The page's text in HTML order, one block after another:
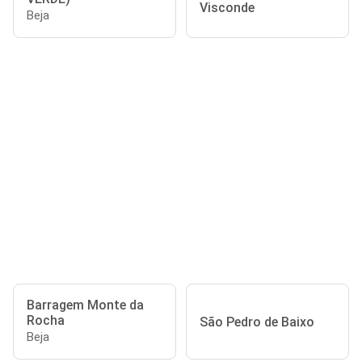
Beja Visconde
Barragem Monte da
Rocha
Beja
São Pedro de Baixo